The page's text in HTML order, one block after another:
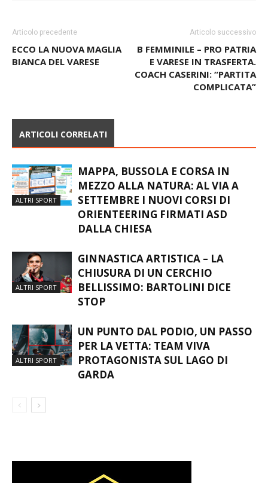
Articolo precedente
ECCO LA NUOVA MAGLIA
BIANCA DEL VARESE
Articolo successivo
B FEMMINILE – PRO PATRIA
E VARESE IN TRASFERTA.
COACH CASERINI: “PARTITA
COMPLICATA”
ARTICOLI CORRELATI
ALTRI SPORT
MAPPA, BUSSOLA E CORSA IN
MEZZO ALLA NATURA: AL VIA A
SETTEMBRE I NUOVI CORSI DI
ORIENTEERING FIRMATI ASD
DALLA CHIESA
ALTRI SPORT
GINNASTICA ARTISTICA – LA
CHIUSURA DI UN CERCHIO
BELLISSIMO: BARTOLINI DICE
STOP
ALTRI SPORT
UN PUNTO DAL PODIO, UN PASSO
PER LA VETTA: TEAM VIVA
PROTAGONISTA SUL LAGO DI
GARDA